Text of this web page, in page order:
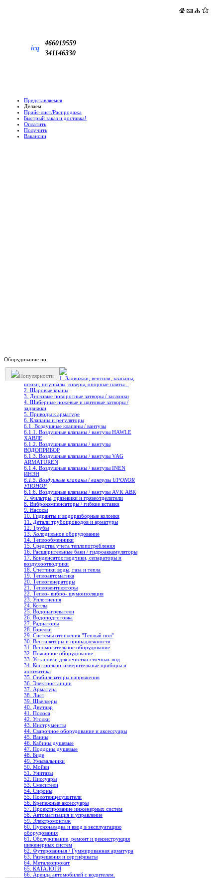
icq
466019559
341146330
Представляемся
Делаем
Прайс-лист/Распродажа
Быстрый заказ и доставка!
Оплатить
Получить
Вакансии
Оборудование по:
Популярности
1. Задвижки, вентили, клапаны,
штоки, штурвалы, коверы, опорные плиты...
2. Шаровые краны
3. Дисковые поворотные затворы / заслонки
4. Шиберные ножевые и щитовые затворы /
задвижки
5. Приводы к арматуре
6. Клапаны и регуляторы
6.1. Воздушные клапаны / вантузы
6.1.1. Воздушные клапаны / вантузы HAWLE
ХАВЛЕ
6.1.2. Воздушные клапаны / вантузы
ВОДОПРИБОР
6.1.3. Воздушные клапаны / вантузы VAG
ARMATUREN
6.1.4. Воздушные клапаны / вантузы INEN
ИНЭН
6.1.5. Воздушные клапаны / вантузы UPONOR
УПОНОР
6.1.6. Воздушные клапаны / вантузы AVK АВК
7. Фильтры, грязевики и грязеотделители
8. Виброкомпенсаторы / гибкие вставки
9. Насосы
10. Гидранты и водоразборные колонки
11. Детали трубопроводов и арматуры
12. Трубы
13. Холодильное oборудование
14. Теплообменники
15. Средства учета теплопотребления
16. Расширительные баки / гидроаккамуляторы
17. Конденсатоотводчики, сепараторы и
воздухоотводчики
18. Счетчики воды, газа и тепла
19. Теплоавтоматика
20. Теплогенераторы
21. Тепловентиляторы
22. Тепло- вибро- шумоизоляция
23. Уплотнения
24. Котлы
25. Водонагреватели
26. Водоподготовка
27. Радиаторы
28. Горелки
29. Системы отопления "Теплый пол"
30. Вентиляторы и принадлежности
31. Вспомогательное оборудование
32. Пожарное оборудование
33. Установки для очистки сточных вод
34. Контрольно-измерительные приборы и
автоматика
35. Стабилизаторы напряжения
36. Электростанции
37. Арматура
38. Лист
39. Швеллеры
40. Двутавр
41. Полоса
42. Уголки
43. Инструменты
44. Сварочное оборудование и аксессуары
45. Ванны
46. Кабины душевые
47. Поддоны душевые
48. Биде
49. Умывальники
50. Мойки
51. Унитазы
52. Писсуары
53. Смесители
54. Сифоны
55. Полотенцесушители
56. Крепежные аксессуары
57. Проектирование инженерных систем
58. Автоматизация и управление
59. Электромонтаж
60. Пусконаладка и ввод в эксплуатацию
оборудования
61. Обслуживание, ремонт и реконструкция
инженерных систем
62. Футерованная / Гуммированная арматура
63. Разрешения и сертификаты
64. Металлопрокат
65. КАТАЛОГИ
66. Аренда автомобилей с водителем.